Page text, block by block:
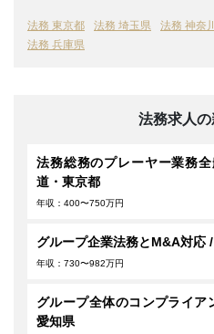
法務 東京都 法務 埼玉県 法務 神奈
法務 兵庫県
法務求人
法務総務のプレーヤー業務
道・東京都
年収：400〜750万円
グループ企業法務とM&A対応
年収：730〜982万円
グループ全体のコンプライ
愛知県